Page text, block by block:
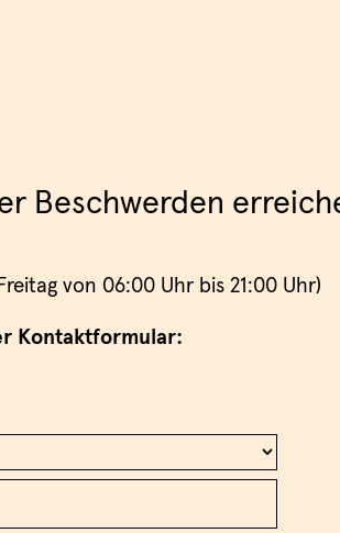
Beschwerden
von 06:00 Uhr bis 21:00 Uhr)
Kontaktformular: